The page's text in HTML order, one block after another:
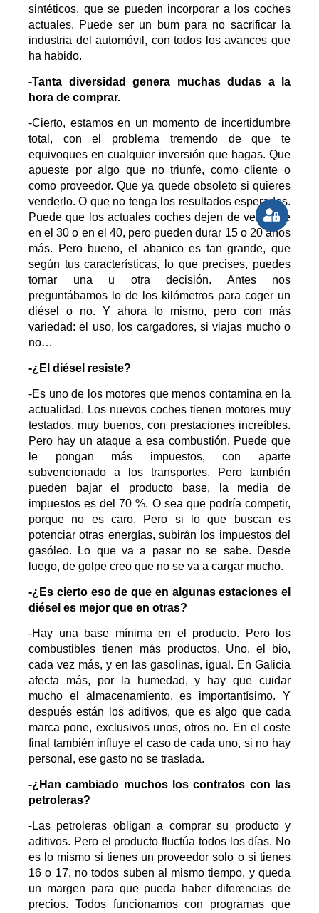
sintéticos, que se pueden incorporar a los coches
actuales. Puede ser un bum para no sacrificar la
industria del automóvil, con todos los avances que
ha habido.
-Tanta diversidad genera muchas dudas a la
hora de comprar.
-Cierto, estamos en un momento de incertidumbre
total, con el problema tremendo de que te
equivoques en cualquier inversión que hagas. Que
apueste por algo que no triunfe, como cliente o
como proveedor. Que ya quede obsoleto si quieres
venderlo. O que no tenga los resultados esperados.
Puede que los actuales coches dejen de venderse
en el 30 o en el 40, pero pueden durar 15 o 20 años
más. Pero bueno, el abanico es tan grande, que
según tus características, lo que precises, puedes
tomar una u otra decisión. Antes nos
preguntábamos lo de los kilómetros para coger un
diésel o no. Y ahora lo mismo, pero con más
variedad: el uso, los cargadores, si viajas mucho o
no…
-¿El diésel resiste?
-Es uno de los motores que menos contamina en la
actualidad. Los nuevos coches tienen motores muy
testados, muy buenos, con prestaciones increíbles.
Pero hay un ataque a esa combustión. Puede que
le pongan más impuestos, con aparte
subvencionado a los transportes. Pero también
pueden bajar el producto base, la media de
impuestos es del 70 %. O sea que podría competir,
porque no es caro. Pero si lo que buscan es
potenciar otras energías, subirán los impuestos del
gasóleo. Lo que va a pasar no se sabe. Desde
luego, de golpe creo que no se va a cargar mucho.
-¿Es cierto eso de que en algunas estaciones el
diésel es mejor que en otras?
-Hay una base mínima en el producto. Pero los
combustibles tienen más productos. Uno, el bio,
cada vez más, y en las gasolinas, igual. En Galicia
afecta más, por la humedad, y hay que cuidar
mucho el almacenamiento, es importantísimo. Y
después están los aditivos, que es algo que cada
marca pone, exclusivos unos, otros no. En el coste
final también influye el caso de cada uno, si no hay
personal, ese gasto no se traslada.
-¿Han cambiado muchos los contratos con las
petroleras?
-Las petroleras obligan a comprar su producto y
aditivos. Pero el producto fluctúa todos los días. No
es lo mismo si tienes un proveedor solo o si tienes
16 o 17, no todos suben al mismo tiempo, y queda
un margen para que pueda haber diferencias de
precios. Todos funcionamos con programas que